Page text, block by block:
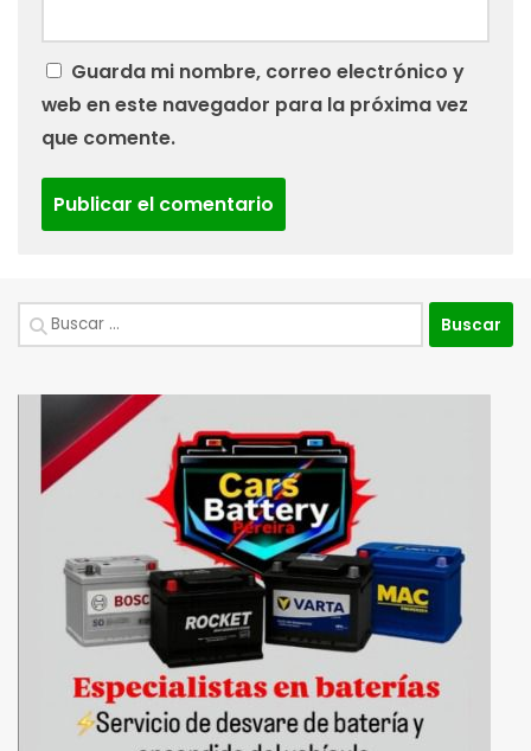
Guarda mi nombre, correo electrónico y
web en este navegador para la próxima vez
que comente.
Buscar: